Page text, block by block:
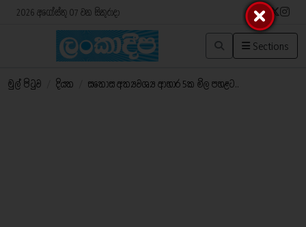
2026 අගෝස්තු 07 වන සිකුරාදා
Sections
මුල් පිටුව දියත සතොස අත්‍යවශ්‍ය ආහාර 5ක මිල පහළට..